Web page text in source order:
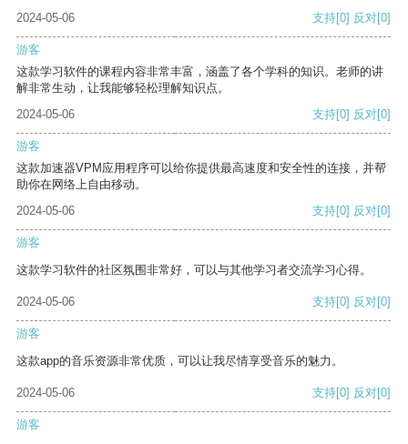
2024-05-06
支持[0] 反对[0]
游客
这款学习软件的课程内容非常丰富，涵盖了各个学科的知识。老师的讲
解非常生动，让我能够轻松理解知识点。
2024-05-06
支持[0] 反对[0]
游客
这款加速器VPM应用程序可以给你提供最高速度和安全性的连接，并帮
助你在网络上自由移动。
2024-05-06
支持[0] 反对[0]
游客
这款学习软件的社区氛围非常好，可以与其他学习者交流学习心得。
2024-05-06 支持[0] 反对[0]
游客
这款app的音乐资源非常优质，可以让我尽情享受音乐的魅力。
2024-05-06 支持[0] 反对[0]
游客